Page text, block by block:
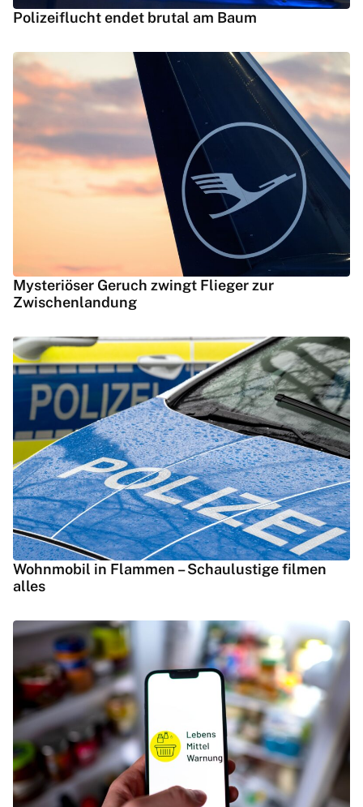
Polizeiflucht endet brutal am Baum
Mysteriöser Geruch zwingt Flieger zur
Zwischenlandung
Wohnmobil in Flammen – Schaulustige filmen
alles